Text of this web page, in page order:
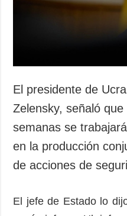
El presidente de
Zelensky, señaló
semanas se
en la producción
de acciones de
El jefe de Estado lo